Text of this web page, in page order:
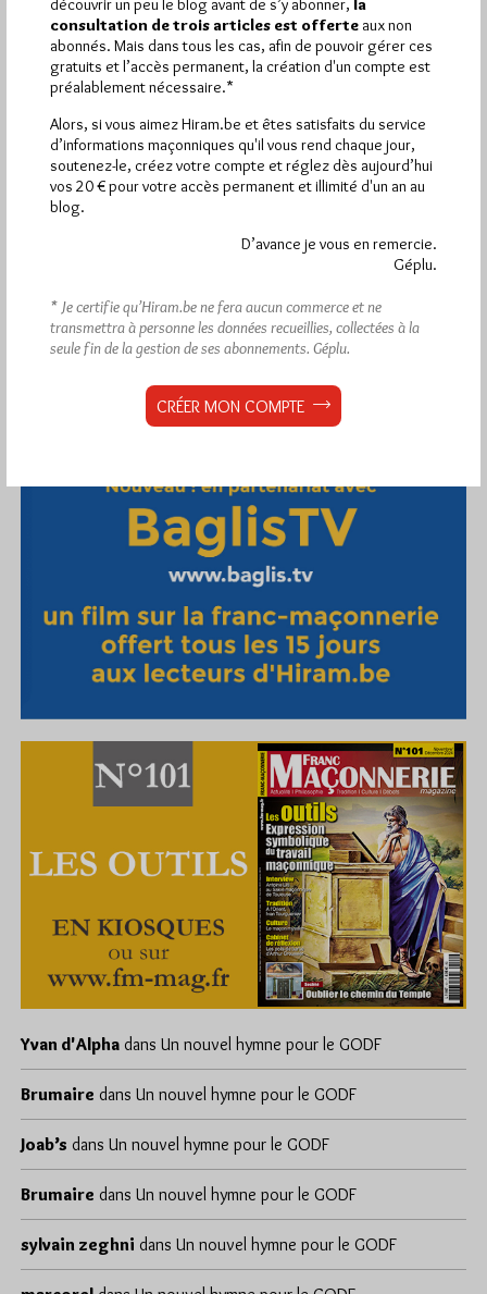
Abonnement aux Newsletters - RSS
Yvan d'Alpha dans Un nouvel hymne pour le GODF
Brumaire dans Un nouvel hymne pour le GODF
Joab’s dans Un nouvel hymne pour le GODF
Brumaire dans Un nouvel hymne pour le GODF
sylvain zeghni dans Un nouvel hymne pour le GODF
consultation de trois articles est offerte aux non
abonnés. Mais dans tous les cas, afin de pouvoir gérer ces
gratuits et l’accès permanent, la création d'un compte est
préalablement nécessaire.*
Alors, si vous aimez Hiram.be et êtes satisfaits du service
d’informations maçonniques qu'il vous rend chaque jour,
soutenez-le, créez votre compte et réglez dès aujourd’hui
vos 20 € pour votre accès permanent et illimité d'un an au
blog.
D’avance je vous en remercie.
Géplu.
* Je certifie qu’Hiram.be ne fera aucun commerce et ne
transmettra à personne les données recueillies, collectées à la
seule fin de la gestion de ses abonnements. Géplu.
CRÉER MON COMPTE